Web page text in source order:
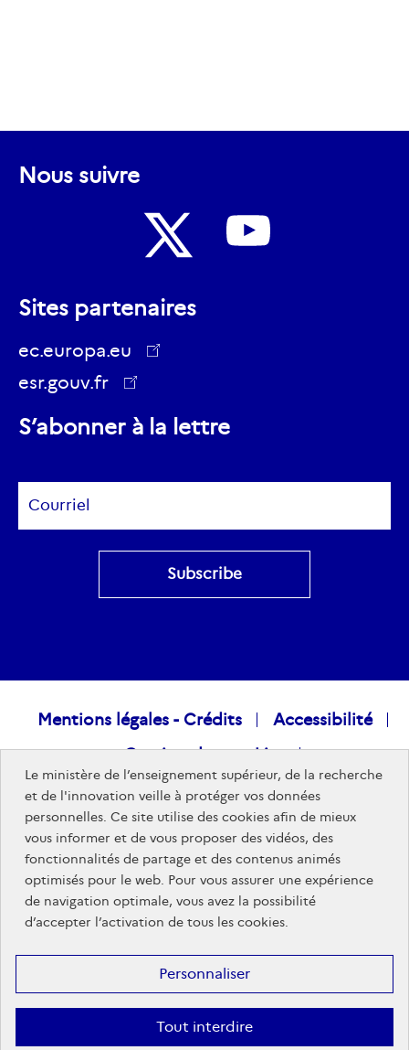
Nous suivre
suivre
sur
Sites partenaires
ec.europa.eu
esr.gouv.fr
ec.europa.eu
S’abonner à la lettre
Raccourcis
visiteurs
Mentions légales - Crédits
Accessibilité
Gestion des cookies
Données personnelles
Nous rejoindre
Plan du site
Sites publics
Le ministère de l’enseignement supérieur, de la recherche
et de l'innovation veille à protéger vos données
personnelles. Ce site utilise des cookies afin de mieux
vous informer et de vous proposer des vidéos, des
fonctionnalités de partage et des contenus animés
optimisés pour le web. Pour vous assurer une expérience
de navigation optimale, vous avez la possibilité
d’accepter l’activation de tous les cookies.
Tout interdire
Personnaliser